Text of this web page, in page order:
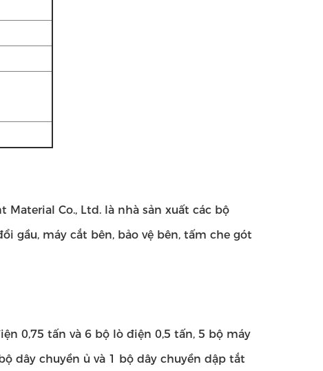
Material Co., Ltd. là nhà sản xuất các bộ
gầu, máy cắt bên, bảo vệ bên, tấm che gót
0,75 tấn và 6 bộ lò điện 0,5 tấn, 5 bộ máy
dây chuyền ủ và 1 bộ dây chuyền dập tắt